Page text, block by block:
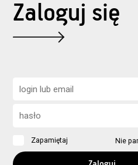
Zaloguj się
Zapamiętaj Nie